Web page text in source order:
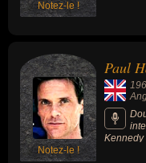
Notez-le !
Notez-le !
Paul
Kennedy